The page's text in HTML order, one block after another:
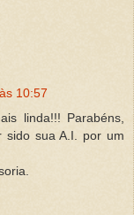
10:57
linda!!! Parabéns,
sido sua A.I. por um